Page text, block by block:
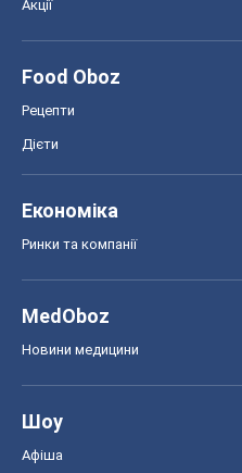
Акції
Food Oboz
Рецепти
Дієти
Економіка
Ринки та компанії
MedOboz
Новини медицини
Шоу
Афіша